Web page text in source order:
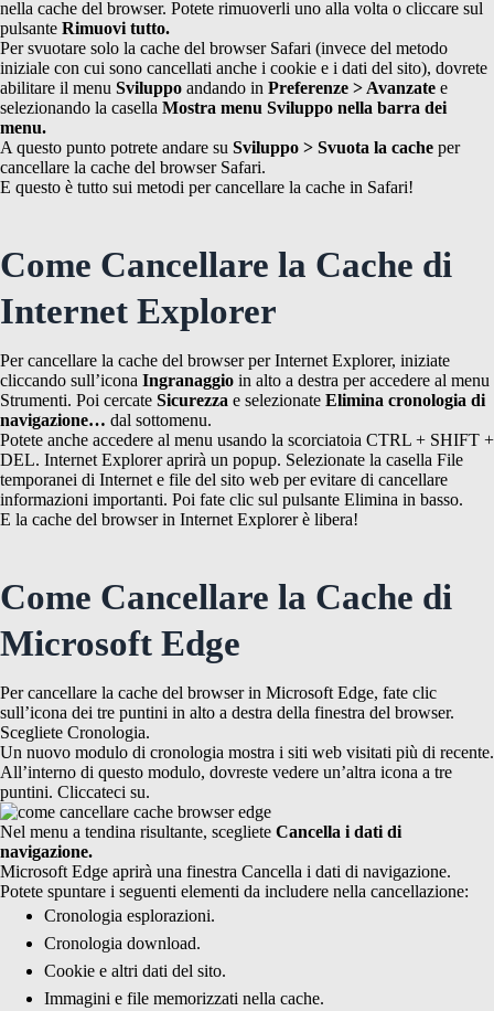
nella cache del browser. Potete rimuoverli uno alla volta o cliccare sul
pulsante Rimuovi tutto.
Per svuotare solo la cache del browser Safari (invece del metodo
iniziale con cui sono cancellati anche i cookie e i dati del sito), dovrete
abilitare il menu Sviluppo andando in Preferenze > Avanzate e
selezionando la casella Mostra menu Sviluppo nella barra dei
menu.
A questo punto potrete andare su Sviluppo > Svuota la cache per
cancellare la cache del browser Safari.
E questo è tutto sui metodi per cancellare la cache in Safari!
Come Cancellare la Cache di
Internet Explorer
Per cancellare la cache del browser per Internet Explorer, iniziate
cliccando sull’icona Ingranaggio in alto a destra per accedere al menu
Strumenti. Poi cercate Sicurezza e selezionate Elimina cronologia di
navigazione… dal sottomenu.
Potete anche accedere al menu usando la scorciatoia CTRL + SHIFT +
DEL. Internet Explorer aprirà un popup. Selezionate la casella File
temporanei di Internet e file del sito web per evitare di cancellare
informazioni importanti. Poi fate clic sul pulsante Elimina in basso.
E la cache del browser in Internet Explorer è libera!
Come Cancellare la Cache di
Microsoft Edge
Per cancellare la cache del browser in Microsoft Edge, fate clic
sull’icona dei tre puntini in alto a destra della finestra del browser.
Scegliete Cronologia.
Un nuovo modulo di cronologia mostra i siti web visitati più di recente.
All’interno di questo modulo, dovreste vedere un’altra icona a tre
puntini. Cliccateci su.
Nel menu a tendina risultante, scegliete Cancella i dati di
navigazione.
Microsoft Edge aprirà una finestra Cancella i dati di navigazione.
Potete spuntare i seguenti elementi da includere nella cancellazione:
Cronologia esplorazioni.
Cronologia download.
Cookie e altri dati del sito.
Immagini e file memorizzati nella cache.